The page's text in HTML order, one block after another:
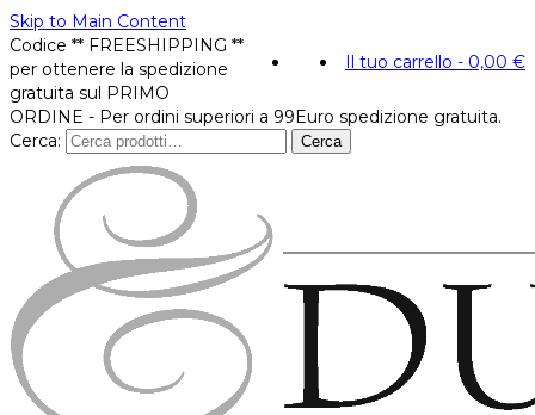
Skip to Main Content
Il tuo carrello - 0,00 €
Codice ** FREESHIPPING **
per ottenere la spedizione
gratuita sul PRIMO
ORDINE - Per ordini superiori a 99Euro spedizione gratuita.
Cerca:
Cerca